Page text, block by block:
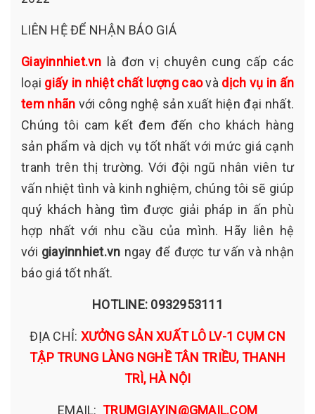
LIÊN HỆ ĐỂ NHẬN BÁO GIÁ
Giayinnhiet.vn là đơn vị chuyên cung cấp các
loại giấy in nhiệt chất lượng caovà dịch vụ in ấn
tem nhãn với công nghệ sản xuất hiện đại nhất.
Chúng tôi cam kết đem đến cho khách hàng
sản phẩm và dịch vụ tốt nhất với mức giá cạnh
tranh trên thị trường. Với đội ngũ nhân viên tư
vấn nhiệt tình và kinh nghiệm, chúng tôi sẽ giúp
quý khách hàng tìm được giải pháp in ấn phù
hợp nhất với nhu cầu của mình. Hãy liên hệ
với giayinnhiet.vn ngay để được tư vấn và nhận
báo giá tốt nhất.
HOTLINE: 0932953111
ĐỊA CHỈ: XƯỞNG SẢN XUẤT LÔ LV-1 CỤM CN
TẬP TRUNG LÀNG NGHỀ TÂN TRIỀU, THANH
TRÌ, HÀ NỘI
EMAIL: TRUMGIAYIN@GMAIL.COM